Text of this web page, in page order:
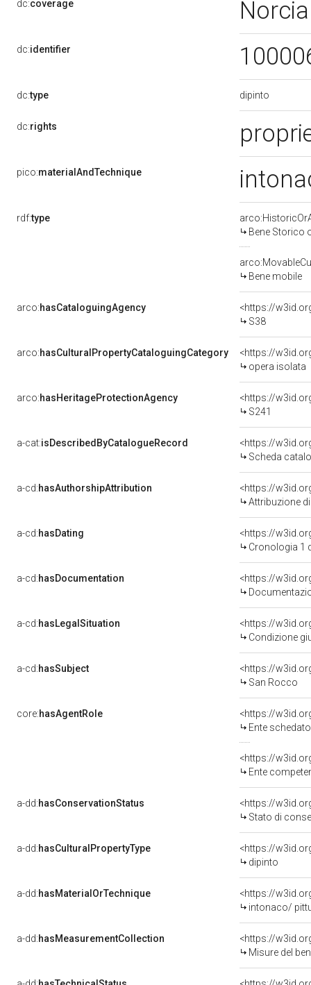
dc:coverage
dc:identifier
dc:type dipinto
dc:rights
pico:materialAndTechnique
rdf:type
Bene Storico
Bene mobile
arco:hasCataloguingAgency
<https://
S38
arco:hasCulturalPropertyCataloguingCategory
<https://
opera isolata
arco:hasHeritageProtectionAgency
<https://
S241
a-cat:isDescribedByCatalogueRecord
<https://
Scheda
a-cd:hasAuthorshipAttribution
Attribuzione
a-cd:hasDating
<https://
Cronologia 1
a-cd:hasDocumentation
a-cd:hasLegalSituation
Condizione
a-cd:hasSubject
<https://
San Rocco
core:hasAgentRole
<https://
Ente schedatore del
<https://
Ente
a-dd:hasConservationStatus
<https://
Stato di
a-dd:hasCulturalPropertyType
<https://
dipinto
a-dd:hasMaterialOrTechnique
<https://
intonaco/
a-dd:hasMeasurementCollection
<https://
Misure del